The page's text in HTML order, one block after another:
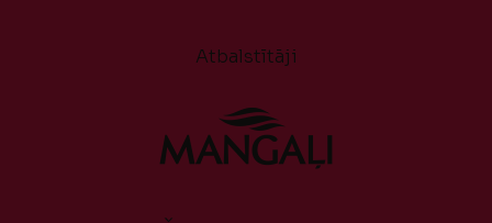
Atbalstītāji